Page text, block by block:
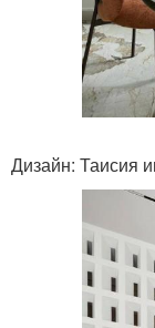
Дизайн: Таисия